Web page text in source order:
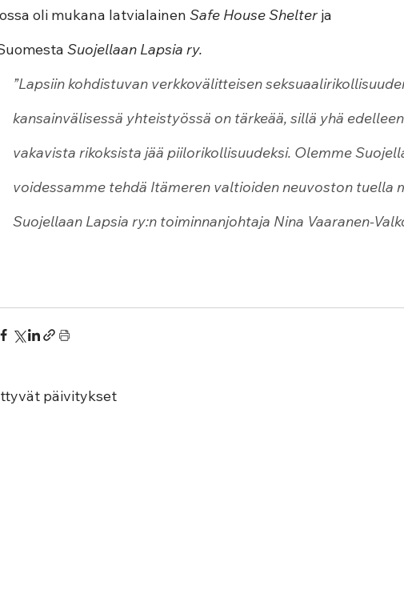
oli mukana latvialainen Safe House Shelter ja
Suojellaan Lapsia ry.
”Lapsiin kohdistuvan verkkovälitteisen
kansainvälisessä yhteistyössä on tärkeää, sillä yhä
vakavista rikoksista jää piilorikollisuudeksi. Olemme
voidessamme tehdä Itämeren valtioiden neuvoston tuella
Suojellaan Lapsia ry:n toiminnanjohtaja Nina Vaaranen-
päivitykset